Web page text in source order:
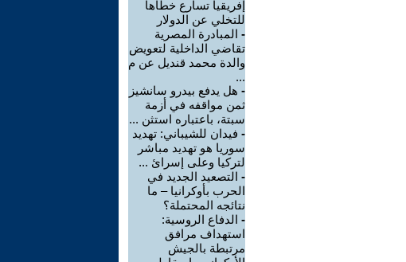
إفريقيا تسارع خطاها
للتخلي عن الدولار
- المبادرة المصرية
تقاضي الداخلية لتعويض
والدة محمد قنديل عن م
...
- هل يدفع بيدرو سانشيز
ثمن مواقفه في أزمة
سبتة، باعتباره استثن ...
- فيدان للشيباني: تهديد
سوريا هو تهديد مباشر
لتركيا وعلى إسرائ ...
- التصعيد الجديد في
الحرب بأوكرانيا – ما
نتائجه المحتملة؟
- الدفاع الروسية:
استهداف مرافق
مرتبطة بالجيش